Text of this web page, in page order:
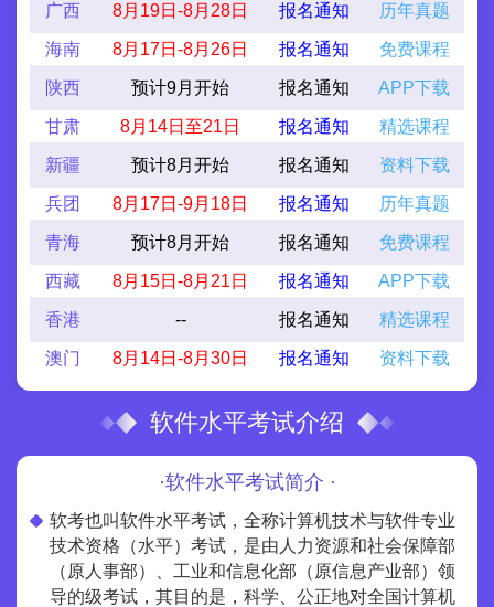
广西 8月19日-8月28日 报名通知 历年真题
海南 8月17日-8月26日 报名通知 免费课程
陕西 预计9月开始 报名通知 APP下载
甘肃 8月14日至21日 报名通知 精选课程
新疆 预计8月开始 报名通知 资料下载
兵团 8月17日-9月18日 报名通知 历年真题
青海 预计8月开始 报名通知 免费课程
西藏 8月15日-8月21日 报名通知 APP下载
香港 -- 报名通知 精选课程
澳门 8月14日-8月30日 报名通知 资料下载
软件水平考试介绍
·软件水平考试简介 ·
软考也叫软件水平考试，全称计算机技术与软件专业
技术资格（水平）考试，是由人力资源和社会保障部
（原人事部）、工业和信息化部（原信息产业部）领
导的级考试，其目的是，科学、公正地对全国计算机